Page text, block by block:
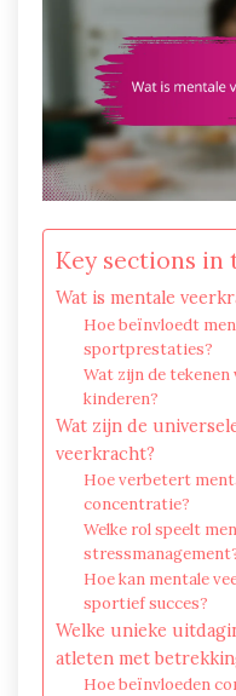
Key sections in
Wat is mentale
Hoe beïnvloedt
sportprestaties?
Wat zijn de
kinderen?
Wat zijn de
veerkracht?
Hoe verbetert
concentratie?
Welke rol speelt
Hoe kan mentale
sportief succes?
Welke unieke
atleten met
Hoe beïnvloeden